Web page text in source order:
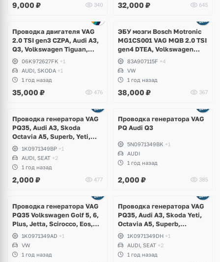
9,000 ₽ 340 32,000 ₽ 645
Проводка двигателя VAG
2.0 TSI gen3 CZPA, Audi A3,
Q3, Volkswagen Tiguan,
Allspace, Passat B8, Arteon,
T-Roc, Skoda Kodiaq,
Octavia A7, Superb
06K972627FK +1
AUDI, SKODA +1
1 год назад
35,000 ₽ 476
ЭБУ мозги Bosch Motronic
MG1CS001 VAG MQB 2.0 TSI
gen4 DTEA, Volkswagen
Tiguan Allspace USA
83A907115F +4
VW
1 год назад
38,000 ₽ 367
Проводка генератора VAG
PQ35, Audi A3, Skoda
Octavia A5, Superb, Yeti,
Volkswagen Golf 5, 6, Plus,
Scirocco, Eos, Seat Leon,
Altea
1K0971349BP +1
AUDI, SEAT +2
1 год назад
2,000 ₽ 477
Проводка генератора VAG
PQ Audi Q3
5N0971349BK +1
AUDI
1 год назад
2,000 ₽ 385
Проводка генератора VAG
PQ35 Volkswagen Golf 5, 6,
Plus, Jetta, Scirocco, Eos,
Touran
1K0971349AD +1
VW
1 год назад
Проводка генератора VAG
PQ35, Audi A3, Skoda Yeti,
Octavia A5, Superb,
Volkswagen Scirocco, Golf
5, 6, Plus, Jetta, Caddy, Seat
Leon, Altea
1K0971349DH +1
AUDI, SEAT +2
1 год назад